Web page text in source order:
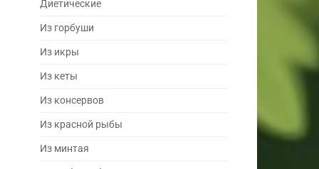
Диетические
Из горбуши
Из икры
Из кеты
Из консервов
Из красной рыбы
Из минтая